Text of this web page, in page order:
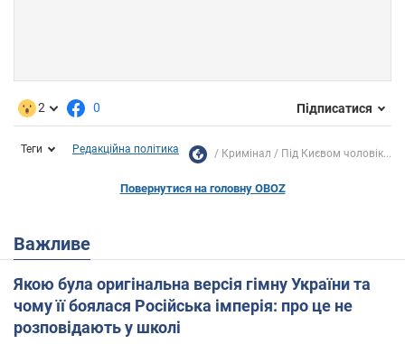
2 0 Підписатися
Теги Редакційна політика Кримінал Під Києвом чоловік...
Повернутися на головну OBOZ
Важливе
Якою була оригінальна версія гімну України та
чому її боялася Російська імперія: про це не
розповідають у школі